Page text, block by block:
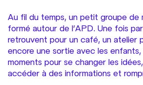
Au fil du temps, un petit groupe de
formé autour de l’APD. Une fois
retrouvent pour un café, un atelier
encore une sortie avec les
moments pour se changer les
accéder à des informations et